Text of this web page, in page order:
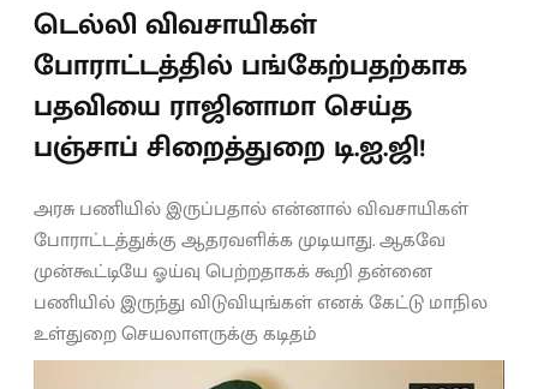
டெல்லி விவசாயிகள்
போராட்டத்தில் பங்கேற்பதற்காக
பதவியை ராஜினாமா செய்த
பஞ்சாப் சிறைத்துறை டி.ஐ.ஜி!
அரசு பணியில் இருப்பதால் என்னால் விவசாயிகள்
போராட்டத்துக்கு ஆதரவளிக்க முடியாது. ஆகவே
முன்கூட்டியே ஓய்வு பெற்றதாகக் கூறி தன்னை
பணியில் இருந்து விடுவியுங்கள் எனக் கேட்டு மாநில
உள்துறை செயலாளருக்கு கடிதம்